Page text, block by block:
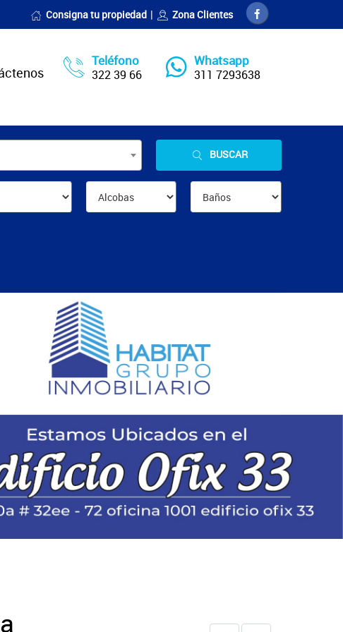
Consigna tu propiedad Zona Clientes
Teléfono
322 39 66
Whatsapp
311 7293638
BUSCAR